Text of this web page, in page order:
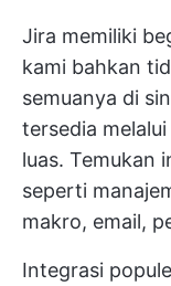
Jira memiliki
kami bahkan
semuanya di
tersedia
luas. Temukan
seperti
makro, email,
Integrasi